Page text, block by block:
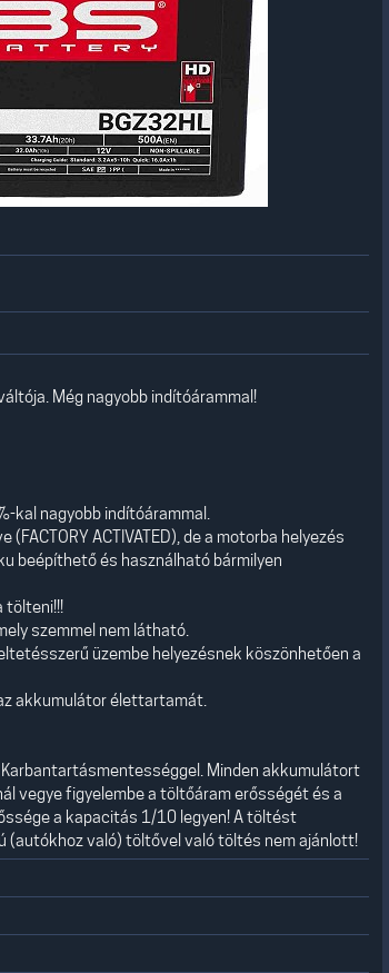
Még nagyobb indítóárammal!
kal nagyobb indítóárammal.
ACTIVATED), de a motorba helyezés
beépíthető és használható bármilyen
tölteni!!!
szemmel nem látható.
üzembe helyezésnek köszönhetően a
akkumulátor élettartamát.
Minden akkumulátort
vegye figyelembe a töltőáram erősségét és a
a kapacitás 1/10 legyen! A töltést
(autókhoz való) töltővel való töltés nem ajánlott!